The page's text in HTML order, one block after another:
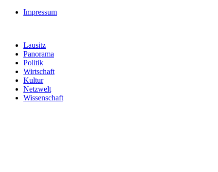
Impressum
Lausitz
Panorama
Politik
Wirtschaft
Kultur
Netzwelt
Wissenschaft